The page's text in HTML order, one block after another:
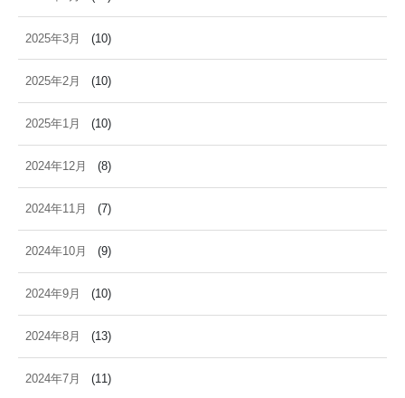
2025年3月 (10)
2025年2月 (10)
2025年1月 (10)
2024年12月 (8)
2024年11月 (7)
2024年10月 (9)
2024年9月 (10)
2024年8月 (13)
2024年7月 (11)